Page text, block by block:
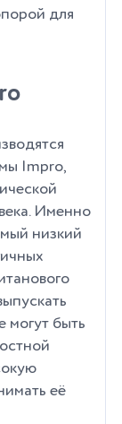
для
Impro,
Именно
низкий
могут быть
её